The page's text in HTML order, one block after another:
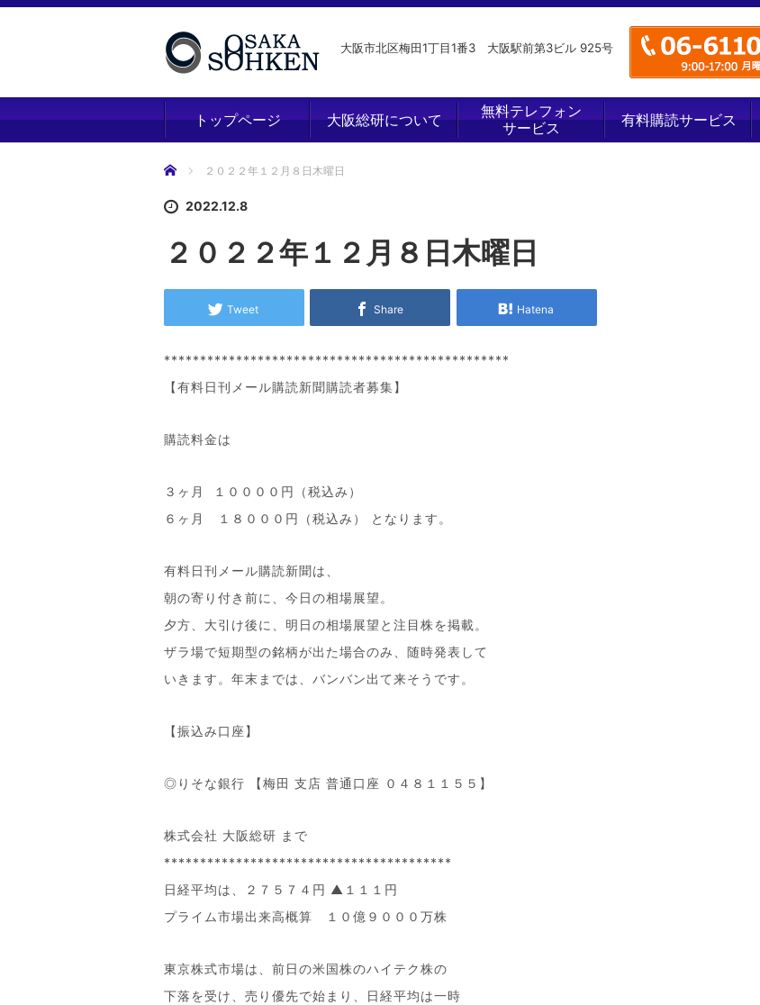
大阪市北区梅田1丁目1番3 大阪駅前第3ビル 925号
トップページ 大阪総研について
無料テレフォン
サービス
有料購読サービス
ホーム ２０２２年１２月８日木曜日
2022.12.8
２０２２年１２月８日木曜日
Tweet Share Hatena
************************************************
【有料日刊メール購読新聞購読者募集】
購読料金は
３ヶ月 １００００円（税込み）
６ヶ月 １８０００円（税込み） となります。
有料日刊メール購読新聞は、
朝の寄り付き前に、今日の相場展望。
夕方、大引け後に、明日の相場展望と注目株を掲載。
ザラ場で短期型の銘柄が出た場合のみ、随時発表して
いきます。年末までは、バンバン出て来そうです。
【振込み口座】
◎りそな銀行 【梅田 支店 普通口座 ０４８１１５５】
株式会社 大阪総研 まで
****************************************
日経平均は、２７５７４円 ▲１１１円
プライム市場出来高概算 １０億９０００万株
東京株式市場は、前日の米国株のハイテク株の
下落を受け、売り優先で始まり、日経平均は一時